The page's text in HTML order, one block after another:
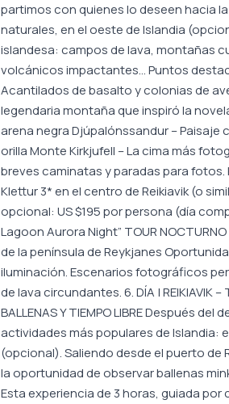
partimos con quienes lo deseen hacia
naturales, en el oeste de Islandia
islandesa: campos de lava, montañas
volcánicos impactantes… Puntos
Acantilados de basalto y colonias de
legendaria montaña que inspiró la
arena negra Djúpalónssandur –
orilla Monte Kirkjufell – La cima más
breves caminatas y paradas para fotos.
Klettur 3* en el centro de Reikiavik (o
opcional: US $195 por persona (día
Lagoon Aurora Night” TOUR
de la península de Reykjanes
iluminación. Escenarios fotográficos
de lava circundantes. 6. DÍA | REIKIAVIK –
BALLENAS Y TIEMPO LIBRE Después
actividades más populares de Islandia:
(opcional). Saliendo desde el puerto de
la oportunidad de observar ballenas
Esta experiencia de 3 horas, guiada